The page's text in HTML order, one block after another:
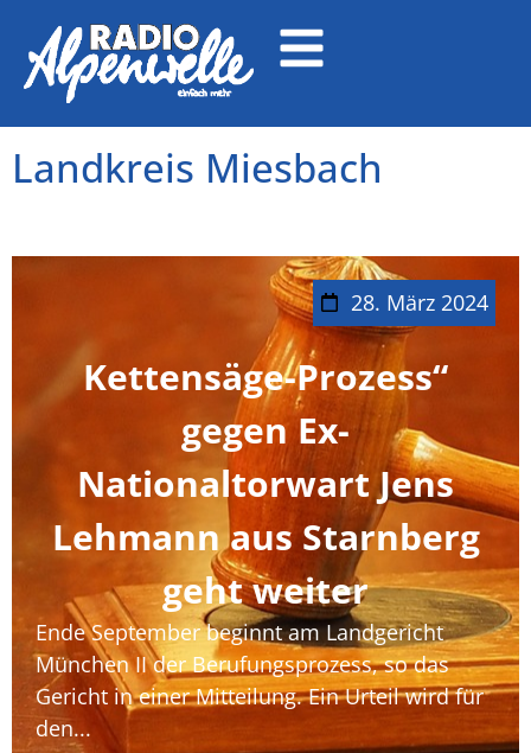
Landkreis Miesbach
28. März 2024
Kettensäge-Prozess“
gegen Ex-
Nationaltorwart Jens
Lehmann aus Starnberg
geht weiter
Ende September beginnt am Landgericht
München II der Berufungsprozess, so das
Gericht in einer Mitteilung. Ein Urteil wird für
den...